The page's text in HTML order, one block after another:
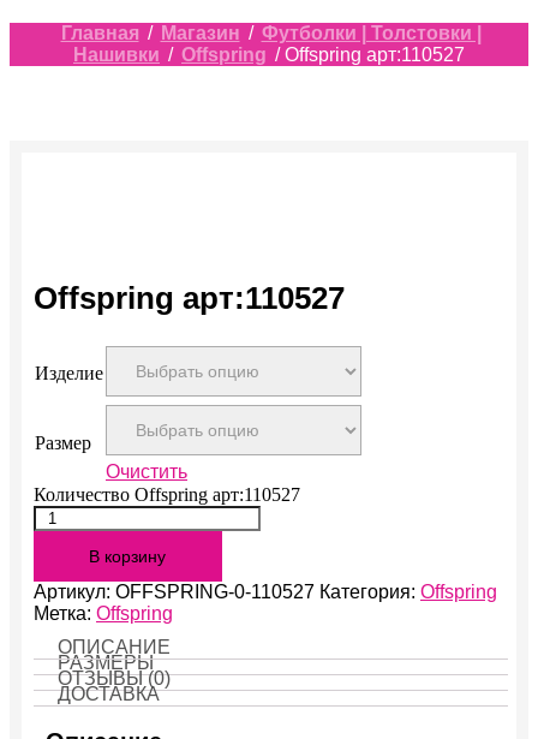
Главная / Магазин / Футболки | Толстовки |
Нашивки / Offspring / Offspring арт:110527
Offspring арт:110527
Изделие
Размер
Очистить
Количество Offspring арт:110527
В корзину
Артикул: OFFSPRING-0-110527 Категория: Offspring
Метка: Offspring
ОПИСАНИЕ
РАЗМЕРЫ
ОТЗЫВЫ (0)
ДОСТАВКА